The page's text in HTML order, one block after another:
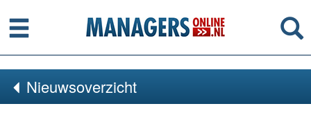
Menu
Nieuwsoverzicht